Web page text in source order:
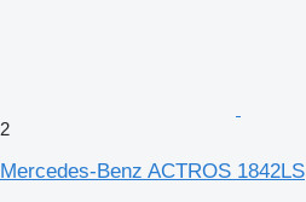
2
Mercedes-Benz ACTROS 1842LS